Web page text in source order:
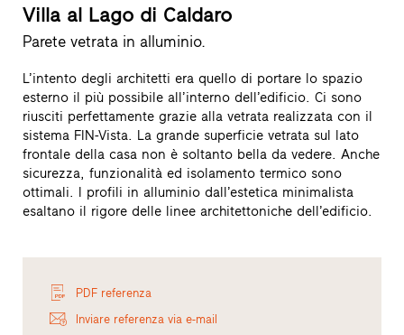
Villa al Lago di Caldaro
Parete vetrata in alluminio.
L’intento degli architetti era quello di portare lo spazio
esterno il più possibile all’interno dell’edificio. Ci sono
riusciti perfettamente grazie alla vetrata realizzata con il
sistema FIN-Vista. La grande superficie vetrata sul lato
frontale della casa non è soltanto bella da vedere. Anche
sicurezza, funzionalità ed isolamento termico sono
ottimali. I profili in alluminio dall’estetica minimalista
esaltano il rigore delle linee architettoniche dell’edificio.
PDF referenza
Inviare referenza via e-mail